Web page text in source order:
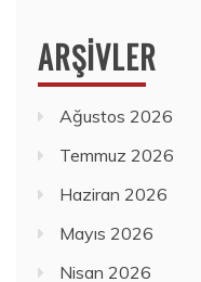
ARŞIVLER
Ağustos 2026
Temmuz 2026
Haziran 2026
Mayıs 2026
Nisan 2026